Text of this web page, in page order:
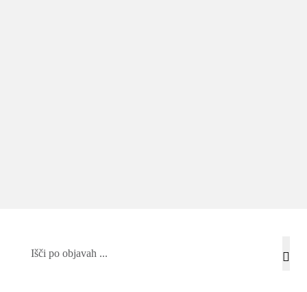
Search